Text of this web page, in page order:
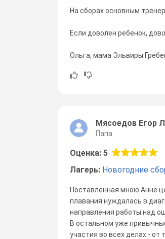
На сборах основным
Если доволен ребенок,
Ольга, мама Эльвиры
Мясоедов Егор
Папа
Оценка: 5
Лагерь: Новогодние
Поставленная мною Анне
плавания нуждалась в
направления работы над
В остальном уже
участия во всех делах - от